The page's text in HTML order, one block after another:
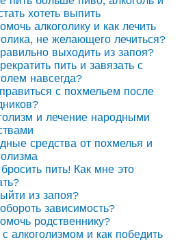
хотеть выпить
алкоголику и как лечить
не желающего лечиться?
выходить из запоя?
пить и завязать с
навсегда?
с похмельем после
и лечение народными
средства от похмелья и
пить! Как мне это
из запоя?
зависимость?
родственнику?
с алкоголизмом и как победить